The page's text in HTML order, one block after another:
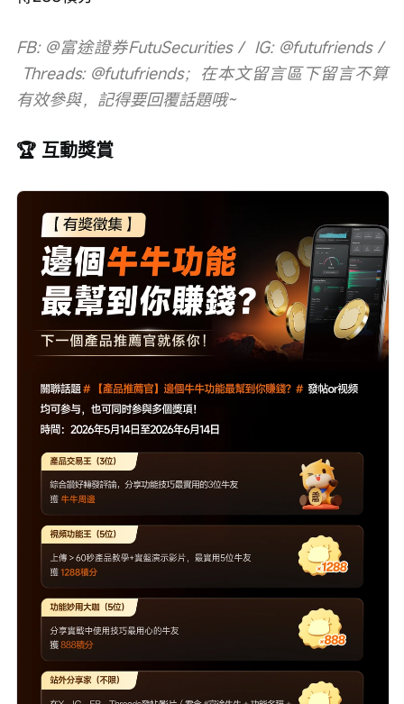
FB: @富途證券FutuSecurities /  IG: @futufriends /
Threads: @futufriends；在本文留言區下留言不算
有效參與，記得要回覆話題哦~
🏆 互動獎賞